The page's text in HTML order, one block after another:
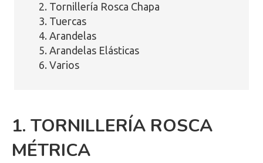
Tornillería Rosca Chapa
Tuercas
Arandelas
Arandelas Elásticas
Varios
1. TORNILLERÍA ROSCA
MÉTRICA